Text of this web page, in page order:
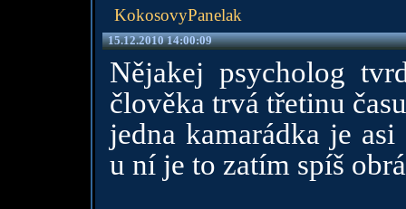
KokosovyPanelak
15.12.2010 14:00:09
Nějakej psycholog
člověka trvá třetinu
jedna kamarádka je
u ní je to zatím spíš